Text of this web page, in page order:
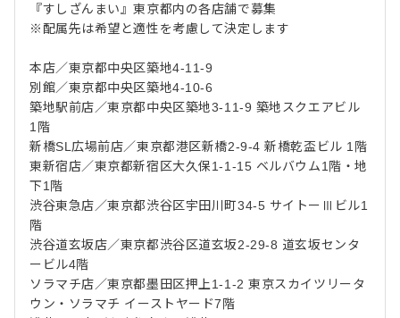
『すしざんまい』東京都内の各店舗で募集
※配属先は希望と適性を考慮して決定します
本店／東京都中央区築地4-11-9
別館／東京都中央区築地4-10-6
築地駅前店／東京都中央区築地3-11-9 築地スクエアビル
1階
新橋SL広場前店／東京都港区新橋2-9-4 新橋乾盃ビル 1階
東新宿店／東京都新宿区大久保1-1-15 ベルバウム1階・地
下1階
渋谷東急店／東京都渋谷区宇田川町34-5 サイトーⅢビル1
階
渋谷道玄坂店／東京都渋谷区道玄坂2-29-8 道玄坂センタ
ービル4階
ソラマチ店／東京都墨田区押上1-1-2 東京スカイツリータ
ウン・ソラマチ イーストヤード7階